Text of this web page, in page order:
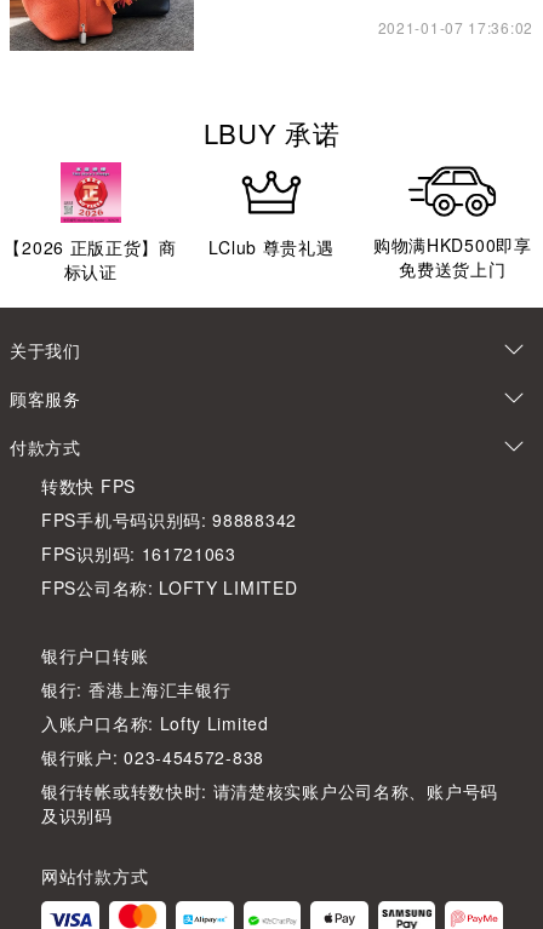
2021-01-07 17:36:02
LBUY 承诺
【2026 正版正货】商
标认证
LClub 尊贵礼遇
购物满HKD500即享
免费送货上门
关于我们
顾客服务
付款方式
转数快 FPS
FPS手机号码识别码: 98888342
FPS识别码: 161721063
FPS公司名称: LOFTY LIMITED
银行户口转账
银行: 香港上海汇丰银行
入账户口名称: Lofty Limited
银行账户: 023-454572-838
银行转帐或转数快时: 请清楚核实账户公司名称、账户号码
及识别码
网站付款方式